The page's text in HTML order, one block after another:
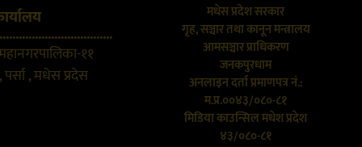
११
पर्सा , मधेस प्रदेस
मधेस प्रदेश सरकार
गृह, सञ्चार तथा कानून मन्त्रालय
आमसञ्चार प्राधिकरण
जनकपुरधाम
अनलाइन दर्ता प्रमाणपत्र नं.:
म.प्र.००४३/०८०-८१
मिडिया काउन्सिल मधेश प्रदेश
४३/०८०-८१